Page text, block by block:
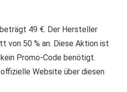
49 €. Der Hersteller
von 50 % an. Diese Aktion ist
Promo-Code benötigt.
Website über diesen